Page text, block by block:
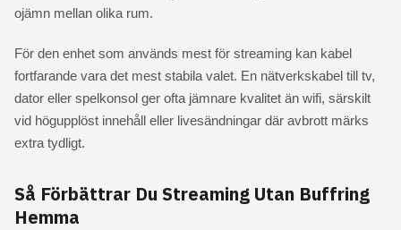
ojämn mellan olika rum.
För den enhet som används mest för streaming kan kabel
fortfarande vara det mest stabila valet. En nätverkskabel till tv,
dator eller spelkonsol ger ofta jämnare kvalitet än wifi, särskilt
vid högupplöst innehåll eller livesändningar där avbrott märks
extra tydligt.
Så Förbättrar Du Streaming Utan Buffring
Hemma